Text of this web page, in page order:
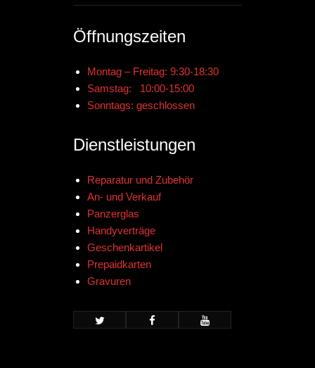
Öffnungszeiten
Montag – Freitag: 9:30-18:30
Samstag: 10:00-15:00
Sonntags: geschlossen
Dienstleistungen
Reparatur und Zubehör
An- und Verkauf
Panzerglas
Handyverträge
Geschenkartikel
Prepaidkarten
Gravuren